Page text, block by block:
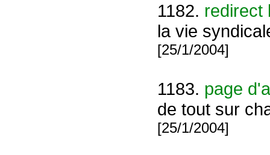
1182. redirect
la vie
[25/1/2004]
1183. page
de tout sur
[25/1/2004]